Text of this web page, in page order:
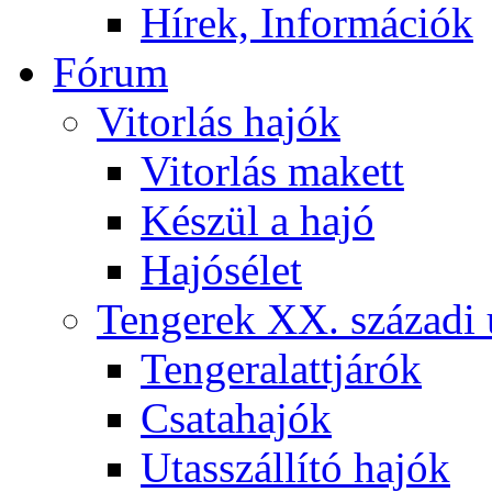
Hírek, Információk
Fórum
Vitorlás hajók
Vitorlás makett
Készül a hajó
Hajósélet
Tengerek XX. századi
Tengeralattjárók
Csatahajók
Utasszállító hajók